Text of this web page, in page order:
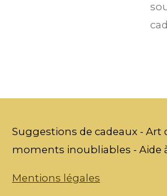
Suggestions de cadeaux - Art
moments inoubliables - Aide
Mentions légales